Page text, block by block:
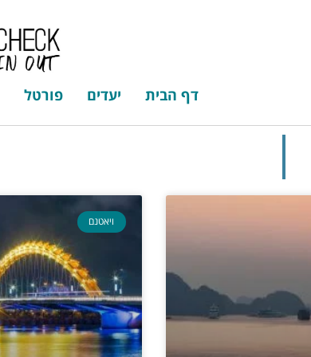
דף הבית יעדים פורטל
ויאטנם